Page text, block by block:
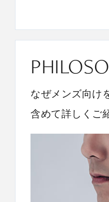
なぜメンズ向け
含めて詳しくご